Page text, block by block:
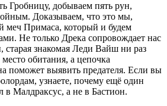
Гробницу, добываем пять рун,
Доказываем, что это мы,
меч Примаса, который и будем
Не только Дрека сопровождает нас
старая знакомая Леди Вайш ни раз
обитания, а цепочка
поможет выявить предателя. Если вы
узнаете, почему ещё один
в Малдраксус, а не в Бастион.